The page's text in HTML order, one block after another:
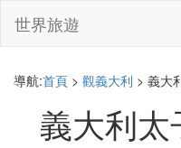
世界旅遊
導航:首頁 > 觀義大利 > 義大
義大利